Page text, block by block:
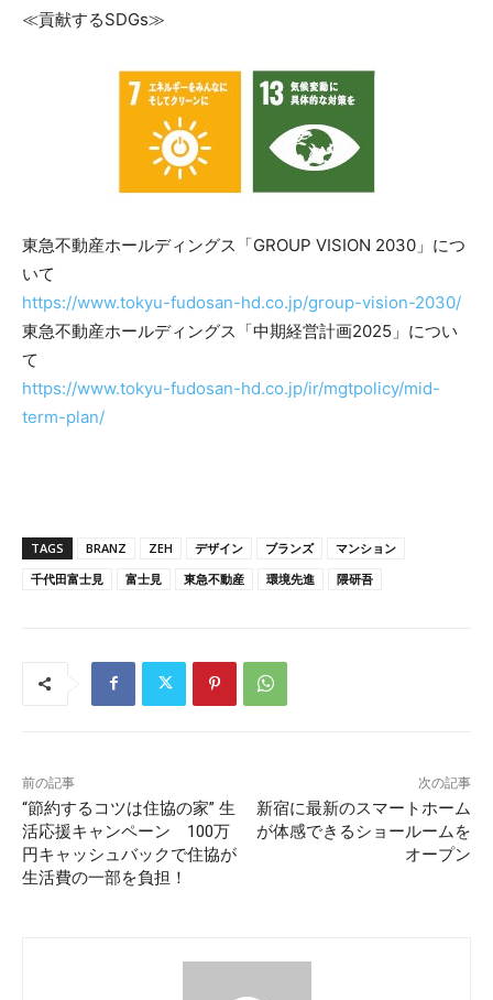
≪貢献するSDGs≫
東急不動産ホールディングス「GROUP VISION 2030」につ
いて
https://www.tokyu-fudosan-hd.co.jp/group-vision-2030/
東急不動産ホールディングス「中期経営計画2025」につい
て
https://www.tokyu-fudosan-hd.co.jp/ir/mgtpolicy/mid-
term-plan/
TAGS BRANZ ZEH デザイン ブランズ
マンション
千代田富士見
富士見 東急不動産 環境先進 隈研吾
前の記事
“節約するコツは住協の家” 生
活応援キャンペーン 100万
円キャッシュバックで住協が
生活費の一部を負担！
次の記事
新宿に最新のスマートホーム
が体感できるショールームを
オープン